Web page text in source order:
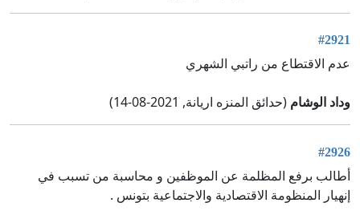
#2921
عدم الاقتطاع من راتبي الشهري
وداد الوشام (حدائق المنزه اريانة, 2021-08-14)
#2926
أطالب برفع المظلمة عن الموظفين و محاسبة من تسبب في
إنهيار المنظومة الاقتصادية والاجتماعية بتونس .